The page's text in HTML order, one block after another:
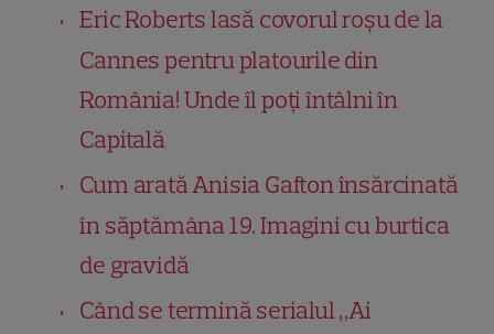
Eric Roberts lasă covorul roșu de la
Cannes pentru platourile din
România! Unde îl poți întâlni în
Capitală
Cum arată Anisia Gafton însărcinată
în săptămâna 19. Imagini cu burtica
de gravidă
Când se termină serialul „Ai